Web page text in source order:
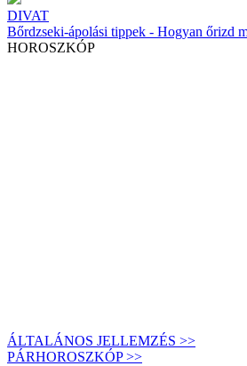
DIVAT
Bőrdzseki-ápolási tippek - Hogyan őrizd
HOROSZKÓP
ÁLTALÁNOS JELLEMZÉS >>
PÁRHOROSZKÓP >>